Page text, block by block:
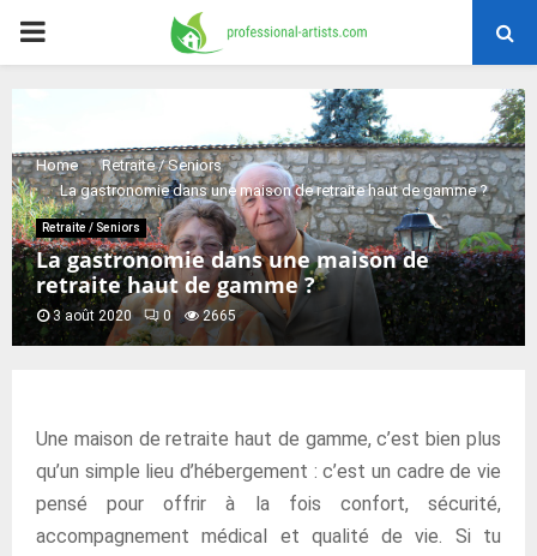
PRIMARY
Home
Retraite / Seniors
La gastronomie dans une maison de retraite haut de gamme ?
Retraite / Seniors
La gastronomie dans une maison de
retraite haut de gamme ?
3 août 2020 0 2665
Une maison de retraite haut de gamme, c’est bien plus
qu’un simple lieu d’hébergement : c’est un cadre de vie
pensé pour offrir à la fois confort, sécurité,
accompagnement médical et qualité de vie. Si tu